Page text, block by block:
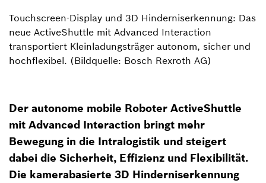
Touchscreen-Display und 3D Hinderniserkennung: Das
neue ActiveShuttle mit Advanced Interaction
transportiert Kleinladungsträger autonom, sicher und
hochflexibel. (Bildquelle: Bosch Rexroth AG)
Der autonome mobile Roboter ActiveShuttle
mit Advanced Interaction bringt mehr
Bewegung in die Intralogistik und steigert
dabei die Sicherheit, Effizienz und Flexibilität.
Die kamerabasierte 3D Hinderniserkennung